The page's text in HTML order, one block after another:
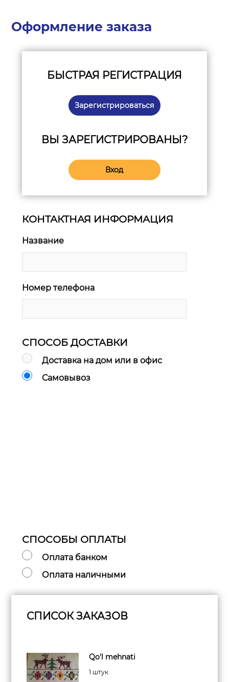
Оформление заказа
БЫСТРАЯ РЕГИСТРАЦИЯ
Зарегистрироваться
ВЫ ЗАРЕГИСТРИРОВАНЫ?
Вход
КОНТАКТНАЯ ИНФОРМАЦИЯ
Название
Номер телефона
СПОСОБ ДОСТАВКИ
Доставка на дом или в офис
Самовывоз
СПОСОБЫ ОПЛАТЫ
Оплата банком
Оплата наличными
СПИСОК ЗАКАЗОВ
Qo'l mehnati
1 штук